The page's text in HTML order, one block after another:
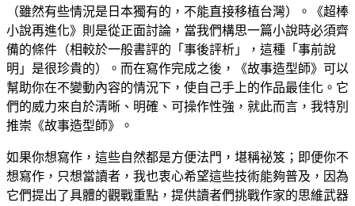
（雖然有些情況是日本獨有的，不能直接移植台灣）。《超棒
小說再進化》則是從正面討論，當我們構思一篇小說時必須齊
備的條件（相較於一般書評的「事後評析」，這種「事前說
明」是很珍貴的）。而在寫作完成之後，《故事造型師》可以
幫助你在不變動內容的情況下，使自己手上的作品最佳化。它
們的威力來自於清晰、明確、可操作性強，就此而言，我特別
推崇《故事造型師》。
如果你想寫作，這些自然都是方便法門，堪稱祕笈；即便你不
想寫作，只想當讀者，我也衷心希望這些技術能夠普及，因為
它們提出了具體的觀戰重點，提供讀者們挑戰作家的思維武器